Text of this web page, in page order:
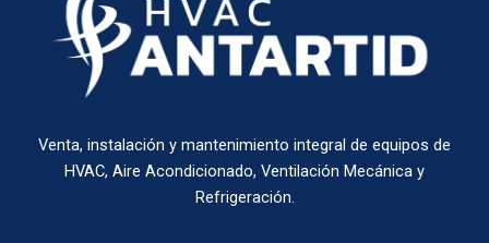
Venta, instalación y mantenimiento integral de equipos de
HVAC, Aire Acondicionado, Ventilación Mecánica y
Refrigeración.